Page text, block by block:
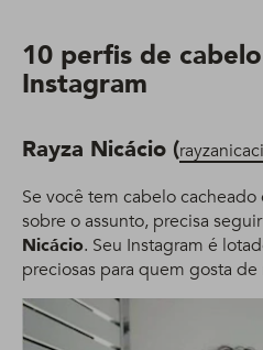
10 perfis de
Instagram
Rayza Nicácio (
Se você tem cabelo
sobre o assunto, precisa
Nicácio. Seu Instagram é
preciosas para quem gosta